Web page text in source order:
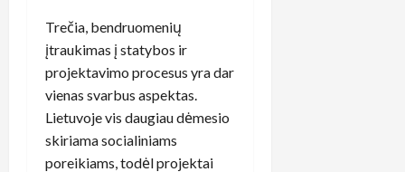
Trečia, bendruomenių
įtraukimas į statybos ir
projektavimo procesus yra dar
vienas svarbus aspektas.
Lietuvoje vis daugiau dėmesio
skiriama socialiniams
poreikiams, todėl projektai